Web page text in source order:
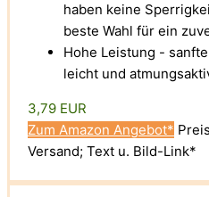
haben keine
beste Wahl für ein
Hohe Leistung -
leicht und
3,79 EUR
Zum Amazon Angebot*
Versand; Text u. Bild-Link*